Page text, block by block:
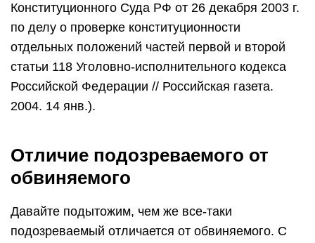
Конституционного Суда РФ от 26 декабря 2003 г.
по делу о проверке конституционности
отдельных положений частей первой и второй
статьи 118 Уголовно-исполнительного кодекса
Российской Федерации // Российская газета.
2004. 14 янв.).
Отличие подозреваемого от
обвиняемого
Давайте подытожим, чем же все-таки
подозреваемый отличается от обвиняемого. С